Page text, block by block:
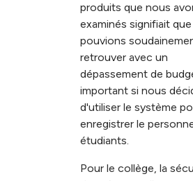
produits que nous
examinés signifiait
pouvions
retrouver avec un
dépassement de
important si nous
d'utiliser le système
enregistrer le
étudiants.
Pour le collège, la